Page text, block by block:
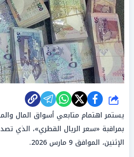
شارك
يستمر اهتمام متابعي أسواق المال
بمراقبة «سعر الريال القطري»، الذي
الإثنين، الموافق 9 مارس 2026.